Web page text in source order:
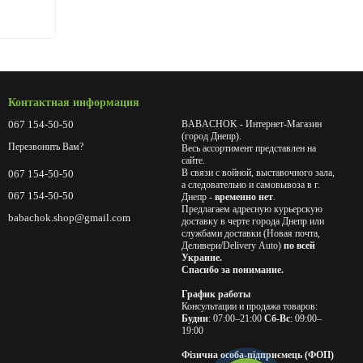
Контактная информация
067 154-50-50
Перезвонить Вам?
067 154-50-50
067 154-50-50
babachok.shop@gmail.com
BABACHOK - Интернет-Магазин
(город Днепр).
Весь ассортимент представлен на
сайте.
В связи с войной, выставочного зала,
а следовательно и самовывоза в г.
Днепр - временно нет.
Предлагаем адресную курьерскую
доставку в черте города Днепр или
службами доставки (Новая почта,
Деливери/Delivery Auto) по всей
Украине.
Спасибо за понимание.
График работы
Консультации и продажа товаров:
Будни: 07:00–21:00 Сб-Вс: 09:00–
19:00
Фізична особа-підприємець (ФОП)